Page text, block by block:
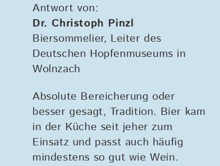
Antwort von:
Dr. Christoph Pinzl
Biersommelier, Leiter des
Deutschen Hopfenmuseums in
Wolnzach
Absolute Bereicherung oder
besser gesagt, Tradition. Bier kam
in der Küche seit jeher zum
Einsatz und passt auch häufig
mindestens so gut wie Wein.